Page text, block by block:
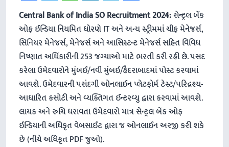
Facebook
Twitter
WhatsApp
LinkedIn
Telegram
Share
Central Bank of India SO Recruitment 2024:સેન્ટ્રલ બેંક
ઓફ ઈન્ડિયા નિયમિત ધોરણે IT અને અન્ય સ્ટ્રીમમાં ચીફ મેનેજર્સ,
સિનિયર મેનેજર્સ, મેનેજર્સ અને આસિસ્ટન્ટ મેનેજર્સ સહિત વિવિધ
નિષ્ણાત અધિકારીની 253 જગ્યાઓ માટે ભરતી કરી રહી છે. પસંદ
કરેલા ઉમેદવારોને મુંબઈ/નવી મુંબઈ/હૈદરાબાદમાં પોસ્ટ કરવામાં
આવશે. ઉમેદવારની પસંદગી ઓનલાઈન પ્લેટફોર્મ ટેસ્ટ/પરિદ્રશ્ય-
આધારિત કસોટી અને વ્યક્તિગત ઈન્ટરવ્યુ દ્વારા કરવામાં આવશે.
લાયક અને રુચિ ધરાવતા ઉમેદવારો માત્ર સેન્ટ્રલ બેંક ઓફ
ઈન્ડિયાની અધિકૃત વેબસાઈટ દ્વારા જ ઓનલાઈન અરજી કરી શકે
છે (નીચે અધિકૃત PDF જુઓ).